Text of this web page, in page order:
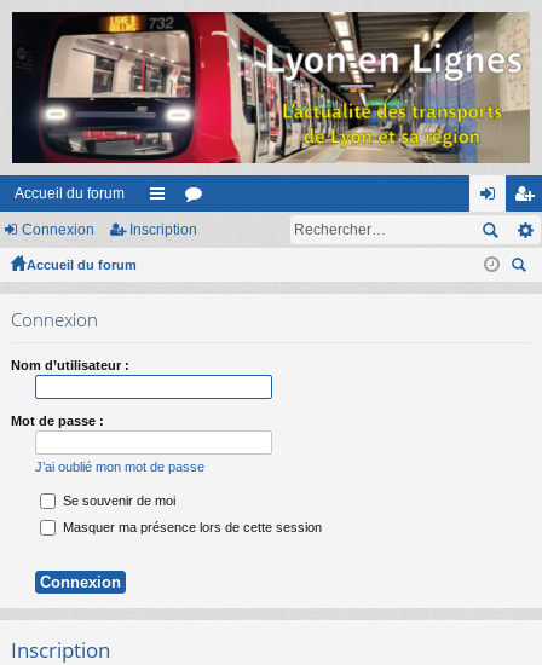
Accueil du forum
ac
s
or on
ne
ns
cri
Connexion Inscription
Accueil du forum
ec
Connexion
Nom d’utilisateur :
Mot de passe :
J’ai oublié mon mot de passe
Se souvenir de moi
Masquer ma présence lors de cette session
Inscription